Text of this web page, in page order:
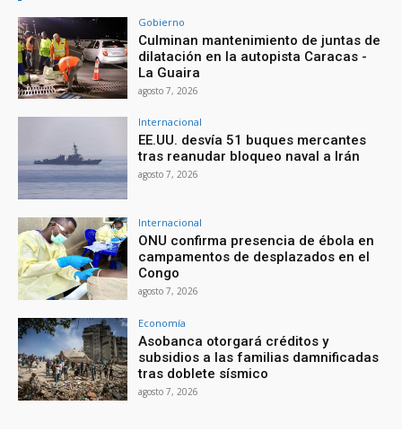
Gobierno
Culminan mantenimiento de juntas de
dilatación en la autopista Caracas -
La Guaira
agosto 7, 2026
Internacional
EE.UU. desvía 51 buques mercantes
tras reanudar bloqueo naval a Irán
agosto 7, 2026
Internacional
ONU confirma presencia de ébola en
campamentos de desplazados en el
Congo
agosto 7, 2026
Economía
Asobanca otorgará créditos y
subsidios a las familias damnificadas
tras doblete sísmico
agosto 7, 2026